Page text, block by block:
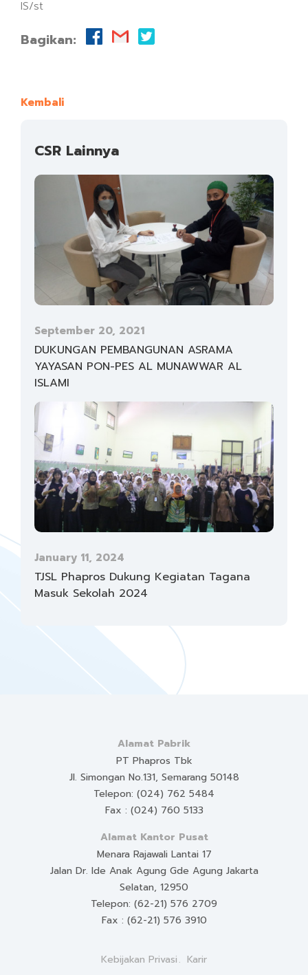
IS/st
Bagikan:
Kembali
CSR Lainnya
September 20, 2021
DUKUNGAN PEMBANGUNAN ASRAMA
YAYASAN PON-PES AL MUNAWWAR AL
ISLAMI
January 11, 2024
TJSL Phapros Dukung Kegiatan Tagana
Masuk Sekolah 2024
Alamat Pabrik
PT Phapros Tbk
Jl. Simongan No.131, Semarang 50148
Telepon: (024) 762 5484
Fax : (024) 760 5133
Alamat Kantor Pusat
Menara Rajawali Lantai 17
Jalan Dr. Ide Anak Agung Gde Agung Jakarta
Selatan, 12950
Telepon: (62-21) 576 2709
Fax : (62-21) 576 3910
Kebijakan Privasi Karir